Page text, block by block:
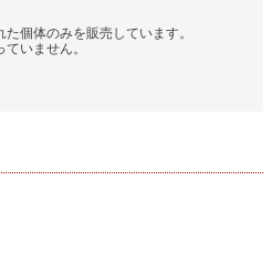
個体のみを販売しています。
いません。